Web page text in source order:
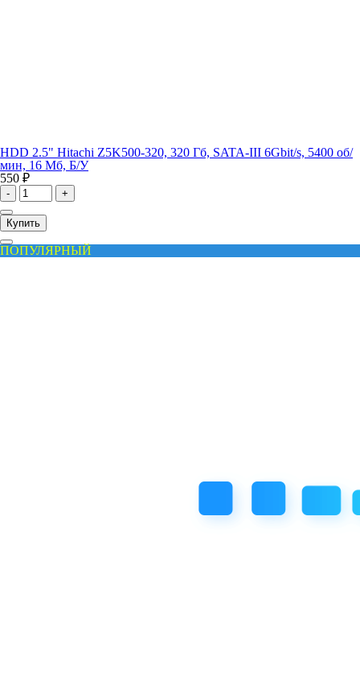
HDD 2.5" Hitachi Z5K500-320, 320 Гб, SATA-III 6Gbit/s, 5400 об/
мин, 16 Мб, Б/У
550 ₽
- +
Купить
ПОПУЛЯРНЫЙ